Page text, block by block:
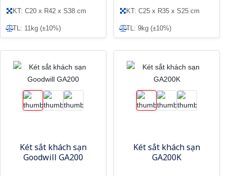
KT: C20 x R42 x S38 cm
TL: 11kg (±10%)
KT: C25 x R35 x S25 cm
TL: 9kg (±10%)
Két sắt khách sạn
Goodwill GA200
Két sắt khách sạn
GA200K